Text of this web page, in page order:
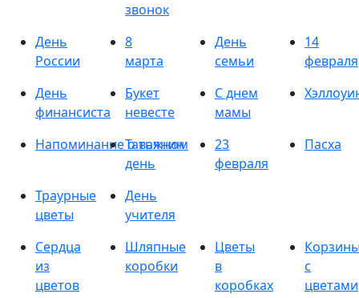
звонок
День
России
8
марта
День
семьи
14
февраля
День
финансиста
Букет
невесте
С днем
мамы
Напоминание о важном
Татьянин
день
23
февраля
Пасха
Траурные
цветы
День
учителя
Сердца
из
цветов
Шляпные
коробки
Цветы
в
коробках
с
цветами